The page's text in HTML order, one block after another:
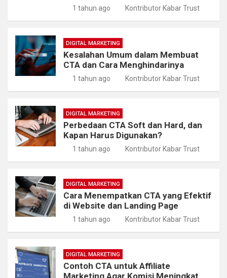
1 tahun ago Kontributor Kabar Trust
DIGITAL MARKETING
Kesalahan Umum dalam Membuat
CTA dan Cara Menghindarinya
1 tahun ago Kontributor Kabar Trust
DIGITAL MARKETING
Perbedaan CTA Soft dan Hard, dan
Kapan Harus Digunakan?
1 tahun ago Kontributor Kabar Trust
DIGITAL MARKETING
Cara Menempatkan CTA yang Efektif
di Website dan Landing Page
1 tahun ago Kontributor Kabar Trust
DIGITAL MARKETING
Contoh CTA untuk Affiliate
Marketing Agar Komisi Meningkat